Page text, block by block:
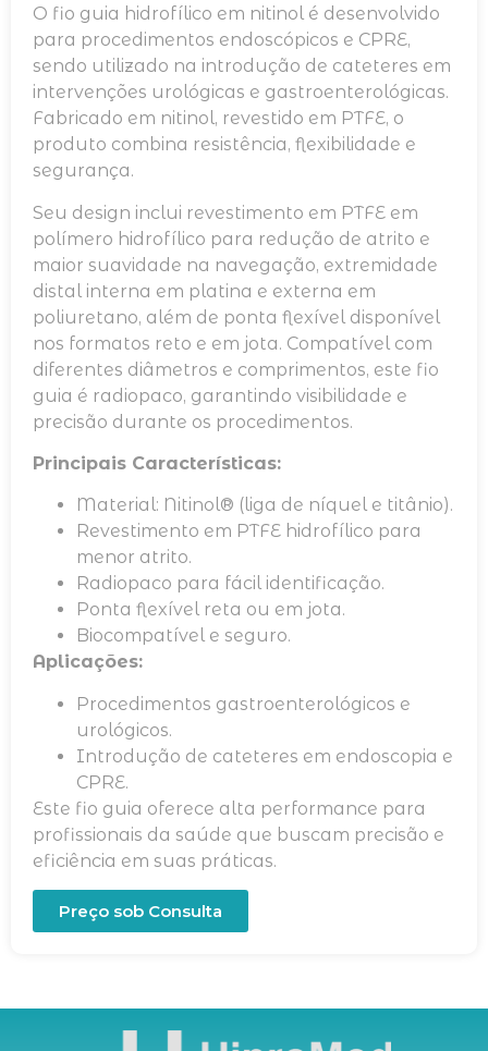
O fio guia hidrofílico em nitinol é desenvolvido
para procedimentos endoscópicos e CPRE,
sendo utilizado na introdução de cateteres em
intervenções urológicas e gastroenterológicas.
Fabricado em nitinol, revestido em PTFE, o
produto combina resistência, flexibilidade e
segurança.
Seu design inclui revestimento em PTFE em
polímero hidrofílico para redução de atrito e
maior suavidade na navegação, extremidade
distal interna em platina e externa em
poliuretano, além de ponta flexível disponível
nos formatos reto e em jota. Compatível com
diferentes diâmetros e comprimentos, este fio
guia é radiopaco, garantindo visibilidade e
precisão durante os procedimentos.
Principais Características:
Material: Nitinol® (liga de níquel e titânio).
Revestimento em PTFE hidrofílico para
menor atrito.
Radiopaco para fácil identificação.
Ponta flexível reta ou em jota.
Biocompatível e seguro.
Aplicações:
Procedimentos gastroenterológicos e
urológicos.
Introdução de cateteres em endoscopia e
CPRE.
Este fio guia oferece alta performance para
profissionais da saúde que buscam precisão e
eficiência em suas práticas.
Preço sob Consulta